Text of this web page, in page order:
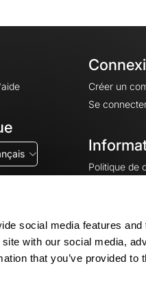
social media features and
with our social media,
that you’ve provided to
Créer un
Se
Politique de
Mentions
Paramètres